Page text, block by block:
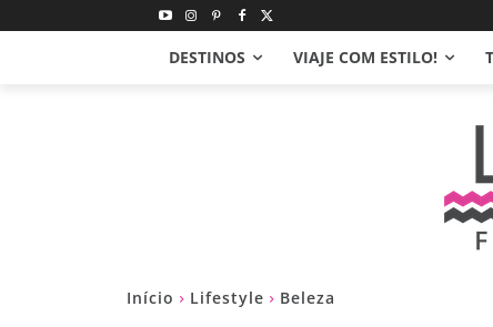
DESTINOS VIAJE COM ESTILO!
Início Lifestyle Beleza